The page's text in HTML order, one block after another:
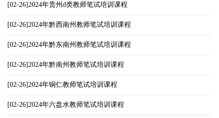
[02-26]2024年贵州d类教师笔试培训课程
[02-26]2024年黔西南州教师笔试培训课程
[02-26]2024年黔东南州教师笔试培训课程
[02-26]2024年黔南州教师笔试培训课程
[02-26]2024年铜仁教师笔试培训课程
[02-26]2024年六盘水教师笔试培训课程